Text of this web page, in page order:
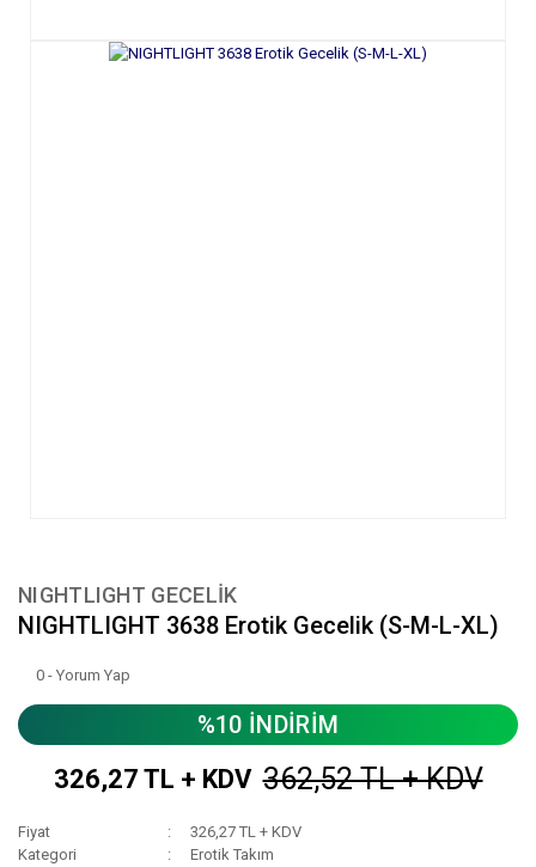
NIGHTLIGHT GECELİK
NIGHTLIGHT 3638 Erotik Gecelik (S-M-L-XL)
0 - Yorum Yap
%10 İNDİRİM
326,27 TL + KDV 362,52 TL + KDV
Fiyat
326,27 TL + KDV
Kategori
Erotik Takım